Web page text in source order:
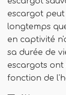
escargot peut
longtemps
en captivité
sa durée de
escargots ont
fonction de